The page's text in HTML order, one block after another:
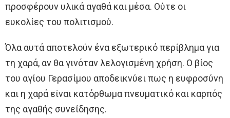
προσφέρουν υλικά αγαθά και μέσα. Ούτε οι
ευκολίες του πολιτισμού.
Όλα αυτά αποτελούν ένα εξωτερικό περίβλημα για
τη χαρά, αν θα γινόταν λελογισμένη χρήση. Ο βίος
του αγίου Γερασίμου αποδεικνύει πως η ευφροσύνη
και η χαρά είναι κατόρθωμα πνευματικό και καρπός
της αγαθής συνείδησης.